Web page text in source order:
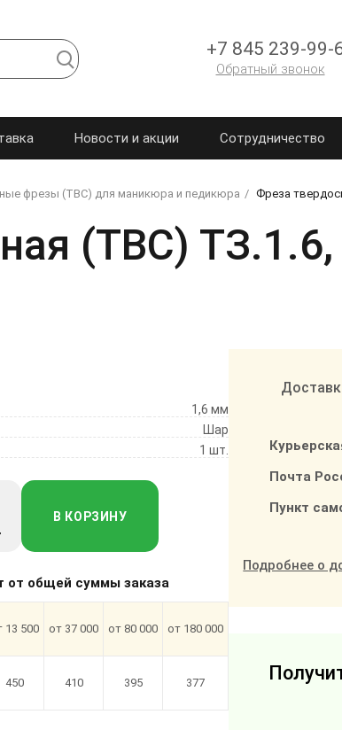
+7 845 239-99-
Обратный звонок
Новости и акции Сотрудничество
фрезы (ТВС) для маникюра и педикюра Фреза
(ТВС)
1,6 мм
Шар
1 шт.
В КОРЗИНУ
от общей суммы заказа
13 500 от 37 000 от 80 000 от 180 000
450 410 395 377
Почта
Пункт
Подробнее о